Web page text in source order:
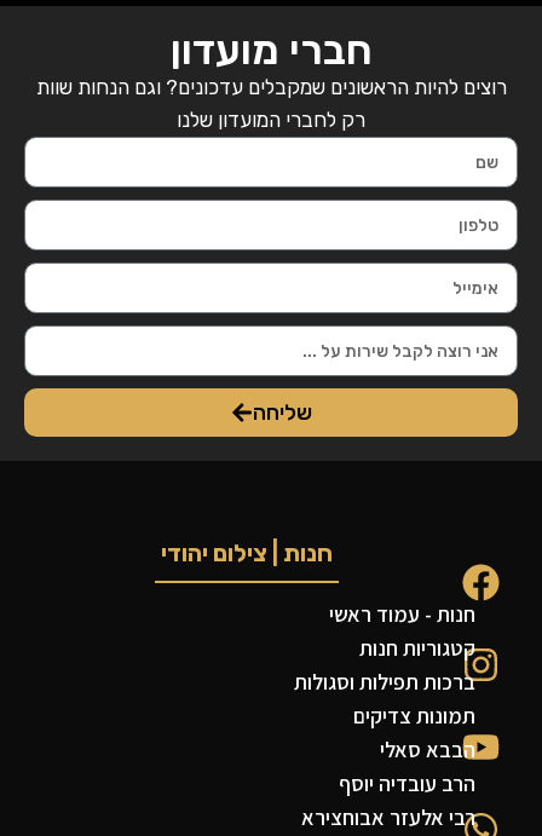
חברי מועדון
רוצים להיות הראשונים שמקבלים עדכונים? וגם הנחות שוות
רק לחברי המועדון שלנו
שליחה
חנות | צילום יהודי
חנות - עמוד ראשי
קטגוריות חנות
ברכות תפילות וסגולות
תמונות צדיקים
הבבא סאלי
הרב עובדיה יוסף
רבי אלעזר אבוחצירא